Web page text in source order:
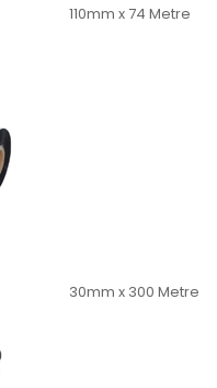
110mm x 74 Metre
30mm x 300 Metre